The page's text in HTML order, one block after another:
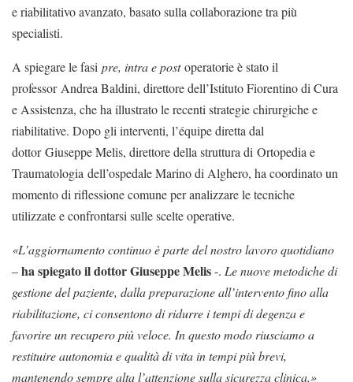
e riabilitativo avanzato, basato sulla collaborazione tra più
specialisti.
A spiegare le fasi pre, intra e postoperatorie è stato il
professor Andrea Baldini, direttore dell’Istituto Fiorentino di Cura
e Assistenza, che ha illustrato le recenti strategie chirurgiche e
riabilitative. Dopo gli interventi, l’équipe diretta dal
dottor Giuseppe Melis, direttore della struttura di Ortopedia e
Traumatologia dell’ospedale Marino di Alghero, ha coordinato un
momento di riflessione comune per analizzare le tecniche
utilizzate e confrontarsi sulle scelte operative.
«L’aggiornamento continuo è parte del nostro lavoro quotidiano
–ha spiegato il dottor Giuseppe Melis-. Le nuove metodiche di
gestione del paziente, dalla preparazione all’intervento fino alla
riabilitazione, ci consentono di ridurre i tempi di degenza e
favorire un recupero più veloce. In questo modo riusciamo a
restituire autonomia e qualità di vita in tempi più brevi,
mantenendo sempre alta l’attenzione sulla sicurezza clinica.»